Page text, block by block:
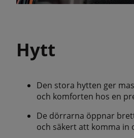
Hytt
Den stora hytten ger
och komforten hos en
De dörrarna öppnar
och säkert att komma in